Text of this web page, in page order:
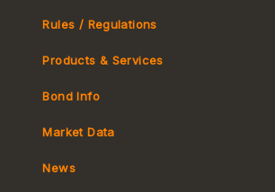
Rules / Regulations
Tax
Products & Services
MeBond
Bond Info
Market Data
Yield Curve
News